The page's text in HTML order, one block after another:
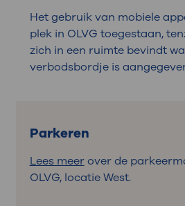
Het gebruik van mobiele
plek in OLVG toegestaan,
zich in een ruimte bevindt
verbodsbordje is
Parkeren
Lees meerover de
OLVG, locatie West.